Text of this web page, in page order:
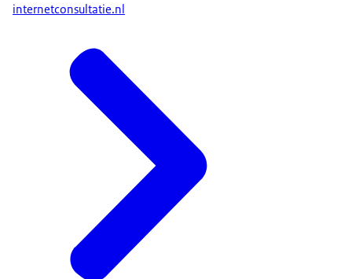
internetconsultatie.nl